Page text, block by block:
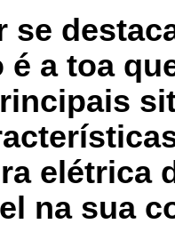
se
é a toa
elétrica
na sua